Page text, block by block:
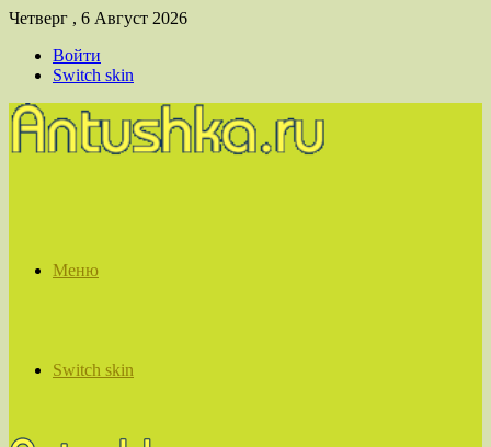
Четверг , 6 Август 2026
Войти
Switch skin
Меню
Switch skin